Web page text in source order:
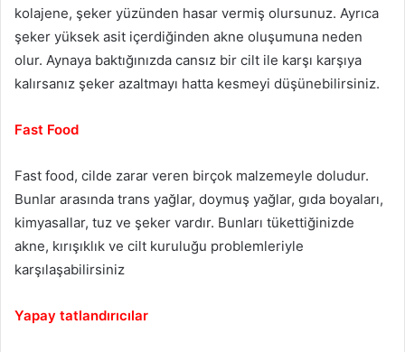
kolajene, şeker yüzünden hasar vermiş olursunuz. Ayrıca
şeker yüksek asit içerdiğinden akne oluşumuna neden
olur. Aynaya baktığınızda cansız bir cilt ile karşı karşıya
kalırsanız şeker azaltmayı hatta kesmeyi düşünebilirsiniz.
Fast Food
Fast food, cilde zarar veren birçok malzemeyle doludur.
Bunlar arasında trans yağlar, doymuş yağlar, gıda boyaları,
kimyasallar, tuz ve şeker vardır. Bunları tükettiğinizde
akne, kırışıklık ve cilt kuruluğu problemleriyle
karşılaşabilirsiniz
Yapay tatlandırıcılar